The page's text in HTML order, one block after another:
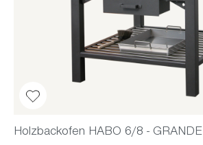
Holzbackofen HABO 6/8 - GRANDE